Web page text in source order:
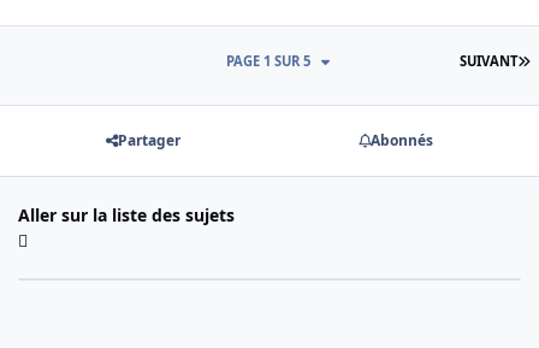
SUIVANT
PAGE 1 SUR 5
Partager Abonnés
Aller sur la liste des sujets